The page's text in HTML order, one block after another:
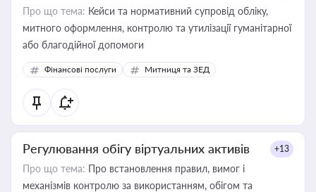
Про що тема: Кейси та нормативний супровід обліку,
митного оформлення, контролю та утилізації гуманітарної
або благодійної допомоги
Фінансові послуги Митниця та ЗЕД
Регулювання обігу віртуальних активів +13
Про що тема: Про встановлення правил, вимог і
механізмів контролю за використанням, обігом та